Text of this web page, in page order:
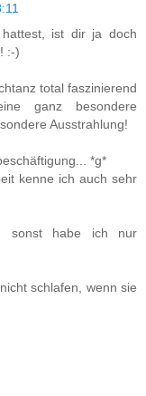
ist dir ja doch
:-)
total faszinierend
ganz besondere
Ausstrahlung!
*g*
kenne ich auch sehr
sonst habe ich nur
schlafen, wenn sie